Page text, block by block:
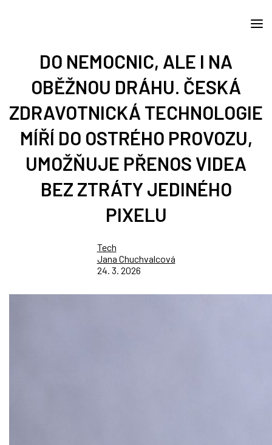
DO NEMOCNIC, ALE I NA
OBĚŽNOU DRÁHU. ČESKÁ
ZDRAVOTNICKÁ TECHNOLOGIE
MÍŘÍ DO OSTRÉHO PROVOZU,
UMOŽŇUJE PŘENOS VIDEA
BEZ ZTRÁTY JEDINÉHO
PIXELU
Tech
Jana Chuchvalcová
24. 3. 2026